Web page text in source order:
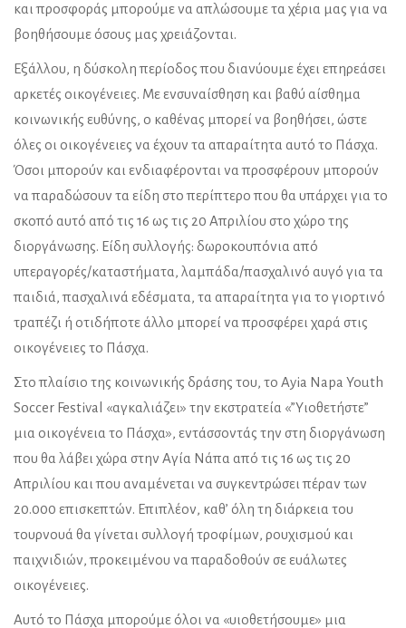
και προσφοράς μπορούμε να απλώσουμε τα χέρια μας για να
βοηθήσουμε όσους μας χρειάζονται.
Εξάλλου, η δύσκολη περίοδος που διανύουμε έχει επηρεάσει
αρκετές οικογένειες. Με ενσυναίσθηση και βαθύ αίσθημα
κοινωνικής ευθύνης, ο καθένας μπορεί να βοηθήσει, ώστε
όλες οι οικογένειες να έχουν τα απαραίτητα αυτό το Πάσχα.
Όσοι μπορούν και ενδιαφέρονται να προσφέρουν μπορούν
να παραδώσουν τα είδη στο περίπτερο που θα υπάρχει για το
σκοπό αυτό από τις 16 ως τις 20 Απριλίου στο χώρο της
διοργάνωσης. Είδη συλλογής: δωροκουπόνια από
υπεραγορές/καταστήματα, λαμπάδα/πασχαλινό αυγό για τα
παιδιά, πασχαλινά εδέσματα, τα απαραίτητα για το γιορτινό
τραπέζι ή οτιδήποτε άλλο μπορεί να προσφέρει χαρά στις
οικογένειες το Πάσχα.
Στο πλαίσιο της κοινωνικής δράσης του, το Ayia Napa Youth
Soccer Festival «αγκαλιάζει» την εκστρατεία «”Υιοθετήστε”
μια οικογένεια το Πάσχα», εντάσσοντάς την στη διοργάνωση
που θα λάβει χώρα στην Αγία Νάπα από τις 16 ως τις 20
Απριλίου και που αναμένεται να συγκεντρώσει πέραν των
20.000 επισκεπτών. Επιπλέον, καθ’ όλη τη διάρκεια του
τουρνουά θα γίνεται συλλογή τροφίμων, ρουχισμού και
παιχνιδιών, προκειμένου να παραδοθούν σε ευάλωτες
οικογένειες.
Αυτό το Πάσχα μπορούμε όλοι να «υιοθετήσουμε» μια